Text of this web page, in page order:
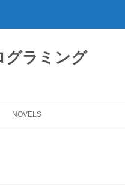
グラミング
NOVELS